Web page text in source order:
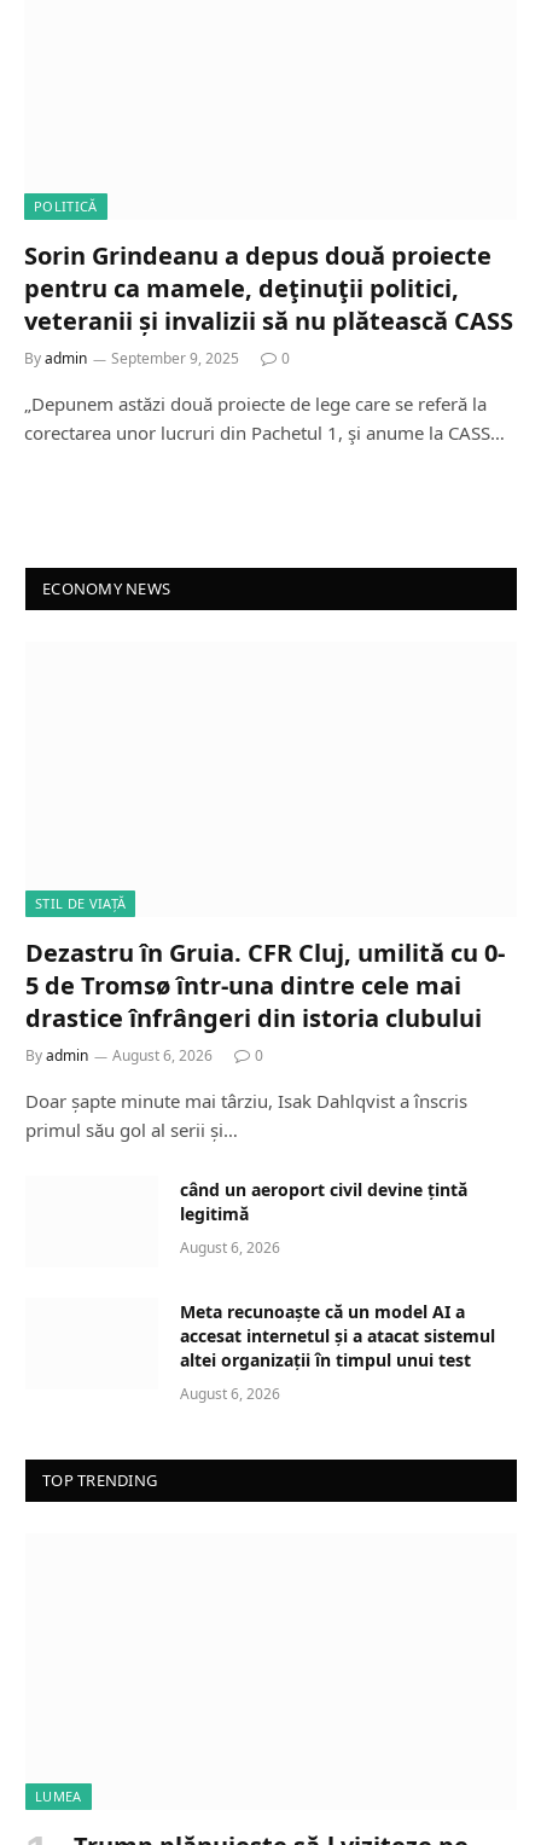
POLITICĂ
Sorin Grindeanu a depus două proiecte
pentru ca mamele, deţinuţii politici,
veteranii și invalizii să nu plătească CASS
Byadmin September 9, 2025 0
„Depunem astăzi două proiecte de lege care se referă la
corectarea unor lucruri din Pachetul 1, şi anume la CASS…
ECONOMY NEWS
STIL DE VIAȚĂ
Dezastru în Gruia. CFR Cluj, umilită cu 0-
5 de Tromsø într-una dintre cele mai
drastice înfrângeri din istoria clubului
Byadmin August 6, 2026 0
Doar șapte minute mai târziu, Isak Dahlqvist a înscris
primul său gol al serii și…
când un aeroport civil devine țintă
legitimă
August 6, 2026
Meta recunoaște că un model AI a
accesat internetul și a atacat sistemul
altei organizații în timpul unui test
August 6, 2026
TOP TRENDING
LUMEA